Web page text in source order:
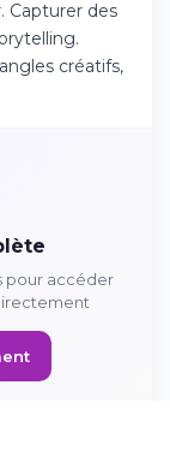
Capturer des
créatifs,
pour accéder